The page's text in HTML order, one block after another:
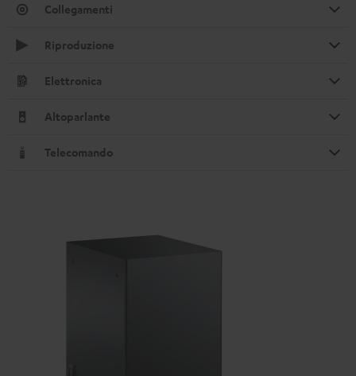
Collegamenti
Riproduzione
Elettronica
Altoparlante
Telecomando